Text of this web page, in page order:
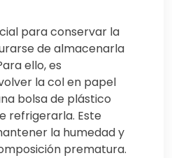
para conservar la
de almacenarla
ello, es
la col en papel
bolsa de plástico
refrigerarla. Este
la humedad y
prematura.